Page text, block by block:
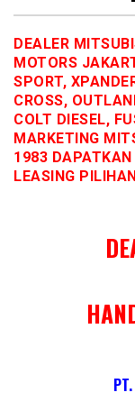
DEALER
MOTORS
SPORT,
CROSS,
COLT DIESEL,
MARKETING
1983 DAPATKAN
LEASING